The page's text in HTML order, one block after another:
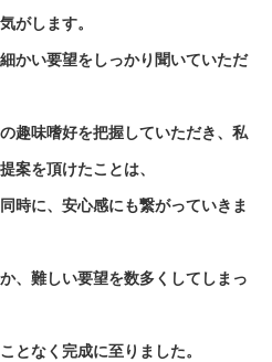
がします。
かい要望をしっかり聞いていただ
趣味嗜好を把握していただき、私
案を頂けたことは、
時に、安心感にも繋がっていきま
、難しい要望を数多くしてしまっ
となく完成に至りました。